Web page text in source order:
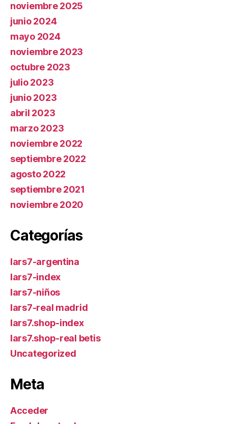
noviembre 2025
junio 2024
mayo 2024
noviembre 2023
octubre 2023
julio 2023
junio 2023
abril 2023
marzo 2023
noviembre 2022
septiembre 2022
agosto 2022
septiembre 2021
noviembre 2020
Categorías
lars7-argentina
lars7-index
lars7-niños
lars7-real madrid
lars7.shop-index
lars7.shop-real betis
Uncategorized
Meta
Acceder